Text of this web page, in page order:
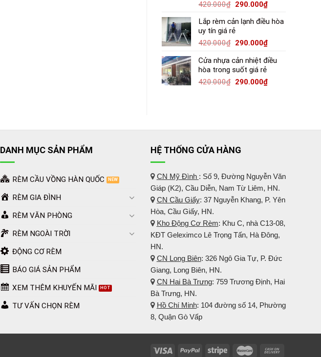
420.000₫ 290.000₫
Lắp rèm cản lạnh điều hòa
uy tín giá rẻ
420.000₫ 290.000₫
Cửa nhựa cản nhiệt điều
hòa trong suốt giá rẻ
420.000₫ 290.000₫
DANH MỤC SẢN PHẨM
RÈM CẦU VỒNG HÀN QUỐC
RÈM GIA ĐÌNH
RÈM VĂN PHÒNG
RÈM NGOÀI TRỜI
ĐỘNG CƠ RÈM
BÁO GIÁ SẢN PHẨM
XEM THÊM KHUYẾN MÃI
TƯ VẤN CHỌN RÈM
HỆ THỐNG CỬA HÀNG
CN Mỹ Đình : Số 9, Đường Nguyễn Văn
Giáp (K2), Cầu Diễn, Nam Từ Liêm, HN.
CN Cầu Giấy: 37 Nguyễn Khang, P. Yên
Hòa, Cầu Giấy, HN.
Kho Động Cơ Rèm: Khu C, nhà C13-08,
KĐT Geleximco Lê Trọng Tấn, Hà Đông,
HN.
CN Long Biên: 326 Ngô Gia Tự, P. Đức
Giang, Long Biên, HN.
CN Hai Bà Trưng: 759 Trương Định, Hai
Bà Trưng, HN.
Hồ Chí Minh: 104 đường số 14, Phường
8, Quận Gò Vấp